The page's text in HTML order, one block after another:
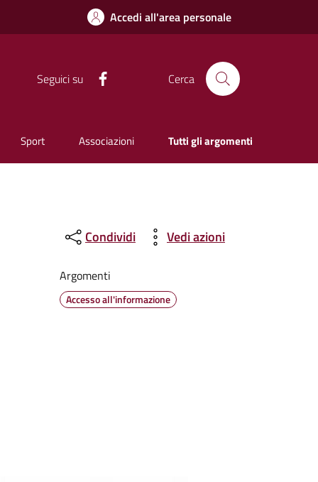
Accedi all'area personale
Seguici su Cerca
Sport Associazioni Tutti gli argomenti
Condividi Vedi azioni
Argomenti
Accesso all'informazione